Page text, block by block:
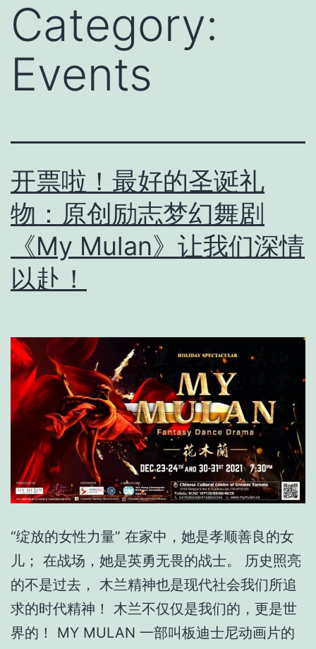
Category:
Events
开票啦！最好的圣诞礼
物：原创励志梦幻舞剧
《My Mulan》让我们深情
以赴！
“绽放的女性力量” 在家中，她是孝顺善良的女
儿； 在战场，她是英勇无畏的战士。 历史照亮
的不是过去， 木兰精神也是现代社会我们所追
求的时代精神！ 木兰不仅仅是我们的，更是世
界的！ MY MULAN 一部叫板迪士尼动画片的